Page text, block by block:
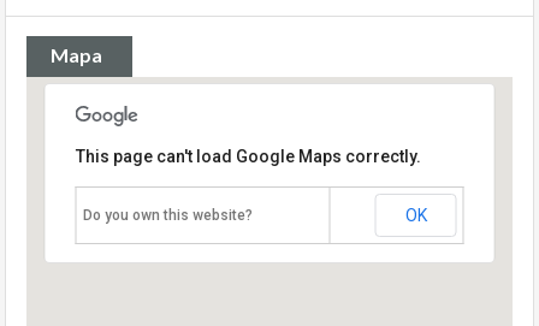
Mapa
This page can't load Google Maps correctly.
Do you own this website? OK